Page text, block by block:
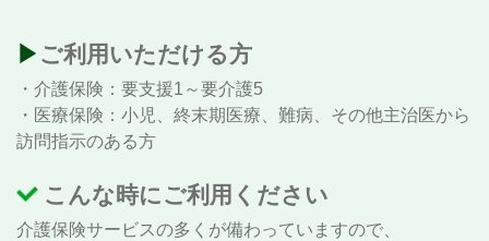
▶︎ご利用いただける方
・介護保険：要支援1～要介護5
・医療保険：小児、終末期医療、難病、その他主治医から
訪問指示のある方
こんな時にご利用ください
介護保険サービスの多くが備わっていますので、